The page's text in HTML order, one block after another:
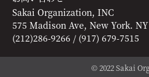
Sakai Organization, INC
575 Madison Ave, New York.
(212)286-9266 / (917) 679-7515
© 2022 Sakai